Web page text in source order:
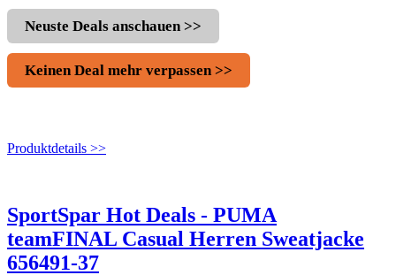
Neuste Deals anschauen >>
Keinen Deal mehr verpassen >>
Produktdetails >>
SportSpar Hot Deals - PUMA
teamFINAL Casual Herren Sweatjacke
656491-37